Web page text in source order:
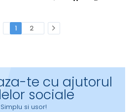
1 2
te cu ajutorul
sociale
Simplu si usor!